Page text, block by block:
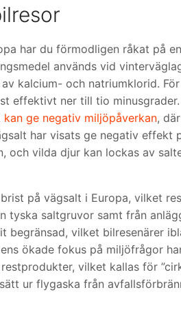
har du förmodligen råkat på
används vid
kalcium- och natriumklorid.
effektivt ner till tio
kan ge negativ miljöpåverkan,
har visats ge negativ effekt
och vilda djur kan lockas av
på vägsalt i Europa, vilket
tyska saltgruvor samt från
begränsad, vilket bilresenärer
ökade fokus på miljöfrågor
vilket kallas för
ur flygaska från